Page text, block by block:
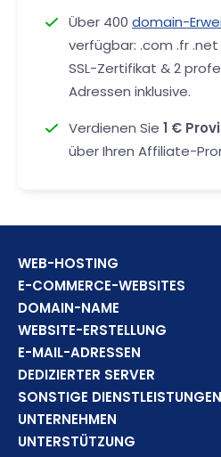
Über 400domain-
verfügbar: .com .fr .net
SSL-Zertifikat & 2
Adressen inklusive.
Verdienen Sie1 €
über Ihren Affiliate-
WEB-HOSTING
E-COMMERCE-WEBSITES
DOMAIN-NAME
WEBSITE-ERSTELLUNG
E-MAIL-ADRESSEN
DEDIZIERTER SERVER
SONSTIGE DIENSTLEISTUNGEN
UNTERNEHMEN
UNTERSTÜTZUNG